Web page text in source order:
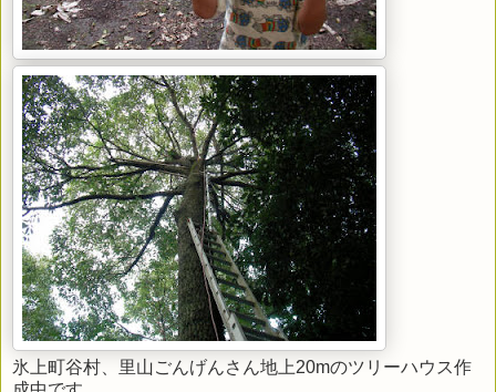
氷上町谷村、里山ごんげんさん地上20mのツリーハウス作